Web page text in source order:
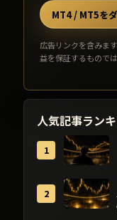
MT4 / MT5を
広告リンクを含みま
益を保証するもので
人気記事ラン